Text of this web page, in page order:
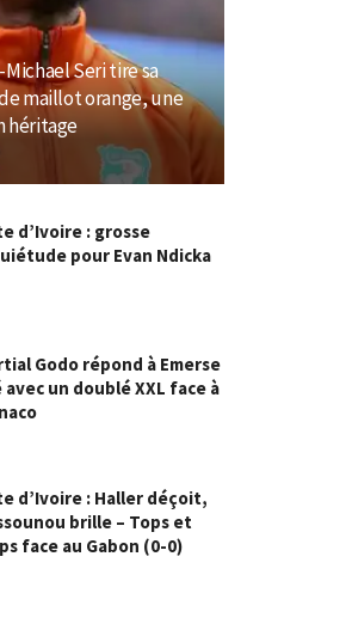
Seri tire sa
maillot orange, une
héritage
d’Ivoire : grosse
pour Evan Ndicka
Godo répond à Emerse
avec un doublé XXL face à
d’Ivoire : Haller déçoit,
brille – Tops et
face au Gabon (0-0)